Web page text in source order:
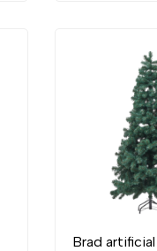
Brad